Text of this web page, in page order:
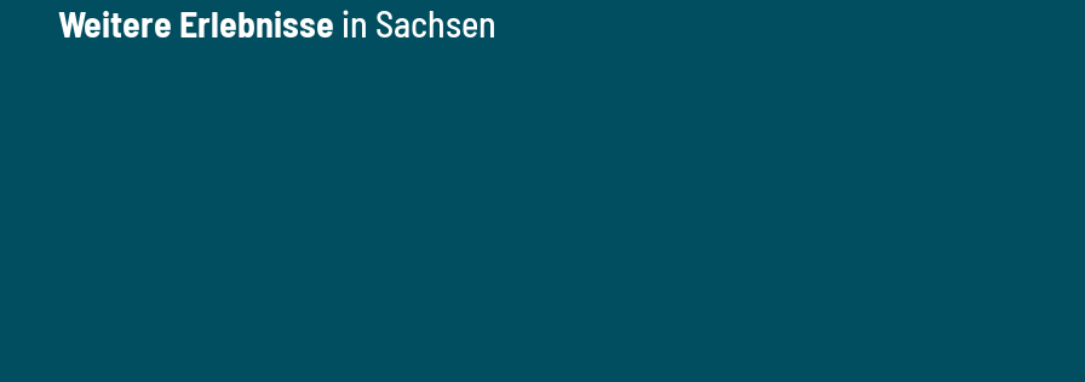
Weitere Erlebnisse in Sachsen